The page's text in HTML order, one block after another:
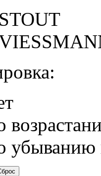
убыванию